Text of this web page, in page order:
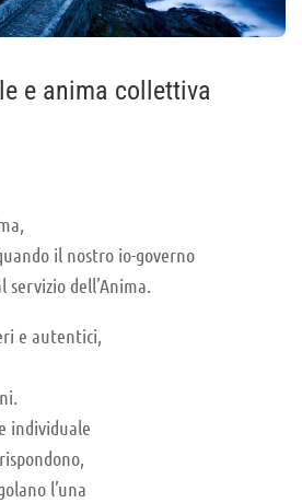
e anima collettiva
il nostro io-governo
dell’Anima.
e autentici,
individuale
l’una